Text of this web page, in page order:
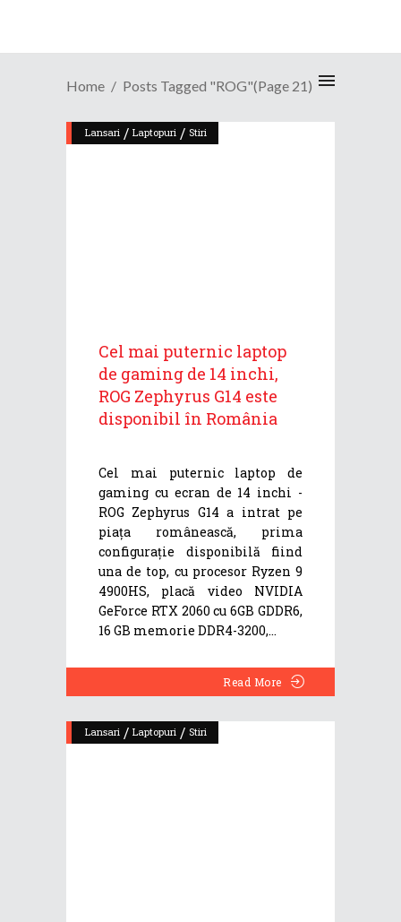
Home Posts Tagged "ROG"(Page 21)
Lansari / Laptopuri / Stiri
Cel mai puternic laptop
de gaming de 14 inchi,
ROG Zephyrus G14 este
disponibil în România
Cel mai puternic laptop de
gaming cu ecran de 14 inchi -
ROG Zephyrus G14 a intrat pe
piața românească, prima
configurație disponibilă fiind
una de top, cu procesor Ryzen 9
4900HS, placă video NVIDIA
GeForce RTX 2060 cu 6GB GDDR6,
16 GB memorie DDR4-3200,
Read More
Lansari / Laptopuri / Stiri